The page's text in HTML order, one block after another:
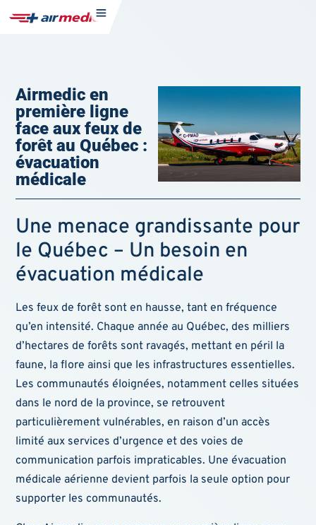
Airmedic en
première ligne
face aux feux de
forêt au Québec :
évacuation
médicale
Une menace grandissante pour
le Québec – Un besoin en
évacuation médicale
Les feux de forêt sont en hausse, tant en fréquence
qu’en intensité. Chaque année au Québec, des milliers
d’hectares de forêts sont ravagés, mettant en péril la
faune, la flore ainsi que les infrastructures essentielles.
Les communautés éloignées, notamment celles situées
dans le nord de la province, se retrouvent
particulièrement vulnérables, en raison d’un accès
limité aux services d’urgence et des voies de
communication parfois impraticables. Une évacuation
médicale aérienne devient parfois la seule option pour
supporter les communautés.